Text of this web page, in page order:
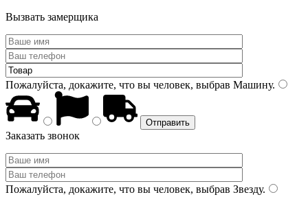
Вызвать замерщика
Пожалуйста, докажите, что вы человек, выбрав Машину.
Заказать звонок
Пожалуйста, докажите, что вы человек, выбрав Звезду.